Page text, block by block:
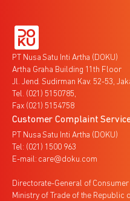
PT Nusa Satu Inti Artha (DOKU)
Artha Graha Building 11th Floor
Jl. Jend. Sudirman Kav. 52-53,
Tel. (021) 5150785,
Fax (021) 5154758
Customer Complaint
PT Nusa Satu Inti Artha (DOKU)
Tel: (021) 1500 963
E-mail: care@doku.com
Directorate-General of
Ministry of Trade of the Republic